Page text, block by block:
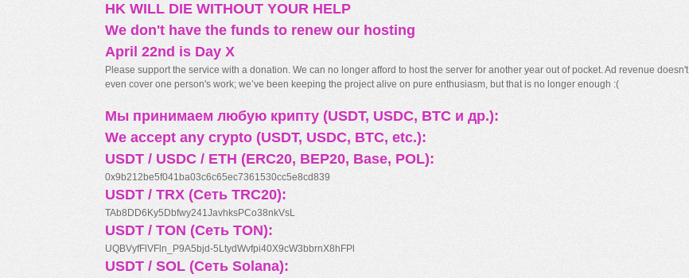
HK WILL DIE WITHOUT YOUR HELP
We don't have the funds to renew our hosting
April 22nd is Day X
Please support the service with a donation. We can no longer afford to host the server for another year out of pocket. Ad revenue doesn't
even cover one person's work; we’ve been keeping the project alive on pure enthusiasm, but that is no longer enough :(
Мы принимаем любую крипту (USDT, USDC, BTC и др.):
We accept any crypto (USDT, USDC, BTC, etc.):
USDT / USDC / ETH (ERC20, BEP20, Base, POL):
0x9b212be5f041ba03c6c65ec7361530cc5e8cd839
USDT / TRX (Сеть TRC20):
TAb8DD6Ky5Dbfwy241JavhksPCo38nkVsL
USDT / TON (Сеть TON):
UQBVyfFlVFln_P9A5bjd-5LtydWvfpi40X9cW3bbrnX8hFPl
USDT / SOL (Сеть Solana):